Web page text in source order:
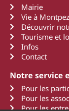
Mairie
Vie à
Découvrir
Tourisme et
Infos
Contact
Notre service
Pour les
Pour les
Pour les